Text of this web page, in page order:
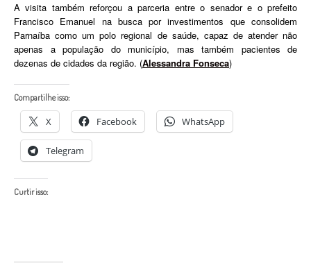
A visita também reforçou a parceria entre o senador e o prefeito
Francisco Emanuel na busca por investimentos que consolidem
Parnaíba como um polo regional de saúde, capaz de atender não
apenas a população do município, mas também pacientes de
dezenas de cidades da região. (Alessandra Fonseca)
Compartilhe isso:
X Facebook WhatsApp
Telegram
Curtir isso: